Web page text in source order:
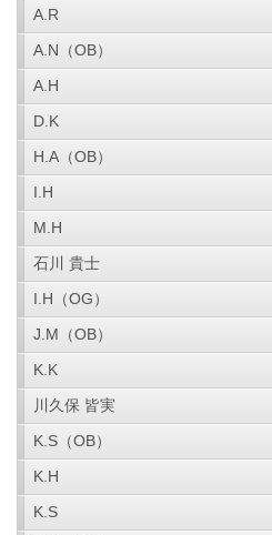
A.R
A.N（OB）
A.H
D.K
H.A（OB）
I.H
M.H
石川 貴士
I.H（OG）
J.M（OB）
K.K
川久保 皆実
K.S（OB）
K.H
K.S